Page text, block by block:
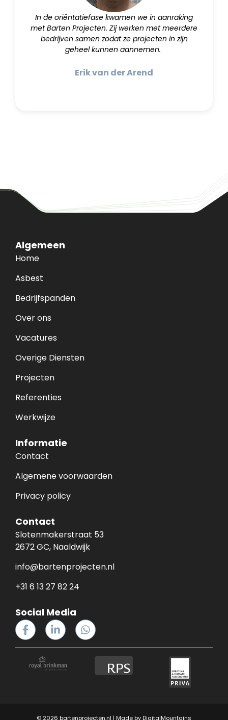
In de oriëntatiefase kwamen we in aanraking
met Barten Projecten. Zij werken met meerdere
bedrijven samen zodat ze projecten in zijn
geheel kunnen aannemen.
Erik van der Arend
Algemeen
Home
Asbest
Bedrijfspanden
Over ons
Vacatures
Overige Diensten
Projecten
Referenties
Werkwijze
Informatie
Contact
Algemene voorwaarden
Privacy policy
Contact
Slotenmakerstraat 53
2672 GC, Naaldwijk
info@bartenprojecten.nl
+31 6 13 27 82 24
Social Media
© 2026 bartenprojecten.nl | Made by DigitalMountains